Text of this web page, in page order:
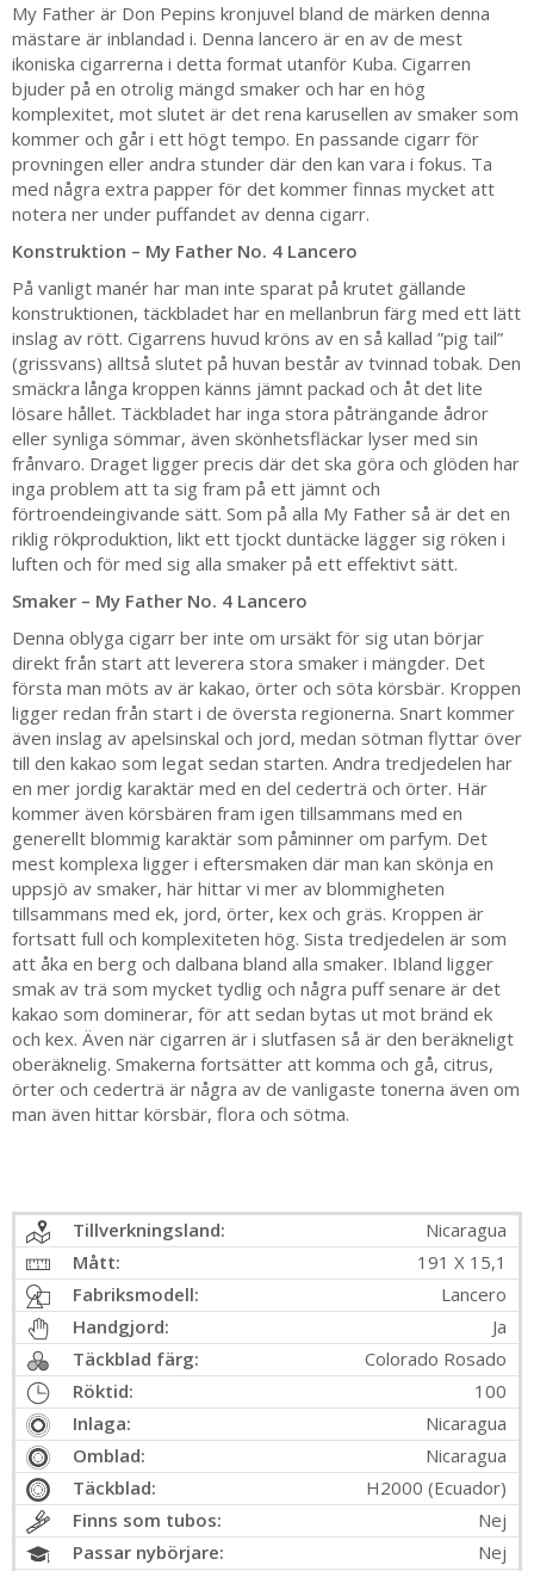
My Father är Don Pepins kronjuvel bland de märken denna
mästare är inblandad i. Denna lancero är en av de mest
ikoniska cigarrerna i detta format utanför Kuba. Cigarren
bjuder på en otrolig mängd smaker och har en hög
komplexitet, mot slutet är det rena karusellen av smaker som
kommer och går i ett högt tempo. En passande cigarr för
provningen eller andra stunder där den kan vara i fokus. Ta
med några extra papper för det kommer finnas mycket att
notera ner under puffandet av denna cigarr.
Konstruktion – My Father No. 4 Lancero
På vanligt manér har man inte sparat på krutet gällande
konstruktionen, täckbladet har en mellanbrun färg med ett lätt
inslag av rött. Cigarrens huvud kröns av en så kallad ”pig tail”
(grissvans) alltså slutet på huvan består av tvinnad tobak. Den
smäckra långa kroppen känns jämnt packad och åt det lite
lösare hållet. Täckbladet har inga stora påträngande ådror
eller synliga sömmar, även skönhetsfläckar lyser med sin
frånvaro. Draget ligger precis där det ska göra och glöden har
inga problem att ta sig fram på ett jämnt och
förtroendeingivande sätt. Som på alla My Father så är det en
riklig rökproduktion, likt ett tjockt duntäcke lägger sig röken i
luften och för med sig alla smaker på ett effektivt sätt.
Smaker – My Father No. 4 Lancero
Denna oblyga cigarr ber inte om ursäkt för sig utan börjar
direkt från start att leverera stora smaker i mängder. Det
första man möts av är kakao, örter och söta körsbär. Kroppen
ligger redan från start i de översta regionerna. Snart kommer
även inslag av apelsinskal och jord, medan sötman flyttar över
till den kakao som legat sedan starten. Andra tredjedelen har
en mer jordig karaktär med en del cederträ och örter. Här
kommer även körsbären fram igen tillsammans med en
generellt blommig karaktär som påminner om parfym. Det
mest komplexa ligger i eftersmaken där man kan skönja en
uppsjö av smaker, här hittar vi mer av blommigheten
tillsammans med ek, jord, örter, kex och gräs. Kroppen är
fortsatt full och komplexiteten hög. Sista tredjedelen är som
att åka en berg och dalbana bland alla smaker. Ibland ligger
smak av trä som mycket tydlig och några puff senare är det
kakao som dominerar, för att sedan bytas ut mot bränd ek
och kex. Även när cigarren är i slutfasen så är den beräkneligt
oberäknelig. Smakerna fortsätter att komma och gå, citrus,
örter och cederträ är några av de vanligaste tonerna även om
man även hittar körsbär, flora och sötma.
Tillverkningsland:
Nicaragua
Mått:
191 X 15,1
Fabriksmodell:
Lancero
Handgjord:
Ja
Täckblad färg:
Colorado Rosado
Röktid:
100
Inlaga:
Nicaragua
Omblad:
Nicaragua
Täckblad:
H2000 (Ecuador)
Finns som tubos:
Nej
Passar nybörjare:
Nej